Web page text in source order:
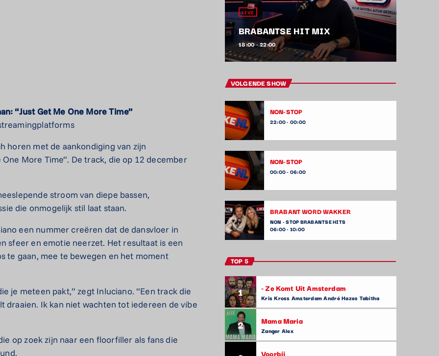
“Just Get Me One More Time”
horen met de aankondiging van zijn
More Time”. De track, die op 12 december
stroom van diepe bassen,
die onmogelijk stil laat staan.
een nummer creëren dat de dansvloer in
sfeer en emotie neerzet. Het resultaat is een
te gaan, mee te bewegen en het moment
je meteen pakt,” zegt Inluciano. “Een track die
draaien. Ik kan niet wachten tot iedereen de vibe
op zoek zijn naar een floorfiller als fans die
LIVE
BRABANTSE HIT MIX
18:00 - 22:00
VOLGENDE SHOW
NON-STOP
22:00 - 00:00
NON-STOP
00:00 - 06:00
BRABANT WORD WAKKER
NON - STOP BRABANTSE HITS
06:00 - 10:00
TOP 5
1 - Ze Komt Uit Amsterdam
Kris Kross Amsterdam André Hazes Tabitha
2 Mama Maria
Zanger Alex
Voorbij